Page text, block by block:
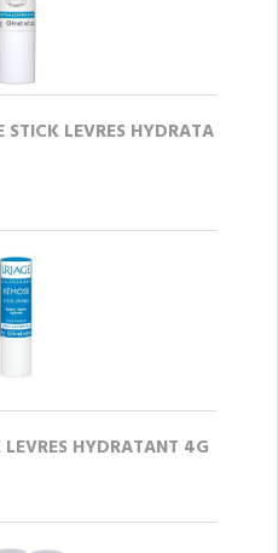
STICK LEVRES HYDRATA
HYDRATANT 4G